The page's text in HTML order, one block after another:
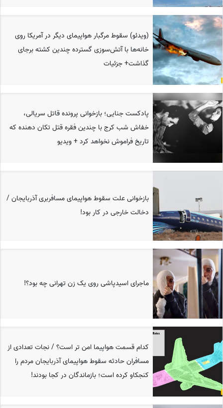
(ویدئو) سقوط مرگبار هواپیمای دیگر در آمریکا روی
خانه‌ها با آتش‌سوزی گسترده چندین کشته برجای
گذاشت+ جزئیات
پادکست جنایی؛ بازخوانی پرونده قاتل سریالی،
خفاش شب کرج با چندین فقره قتل تکان دهنده که
تاریخ فراموش نخواهد کرد + ویدیو
بازخوانی علت سقوط هواپیمای مسافربری آذربایجان /
دخالت خارجی در کار بود!
ماجرای اسیدپاشی روی یک زن تهرانی چه بود؟!
کدام قسمت هواپیما امن تر است؟ / نجات تعدادی از
مسافران حادثه سقوط هواپیمای آذربایجان مردم را
کنجکاو کرده است؛ بازماندگان در کجا بودند!